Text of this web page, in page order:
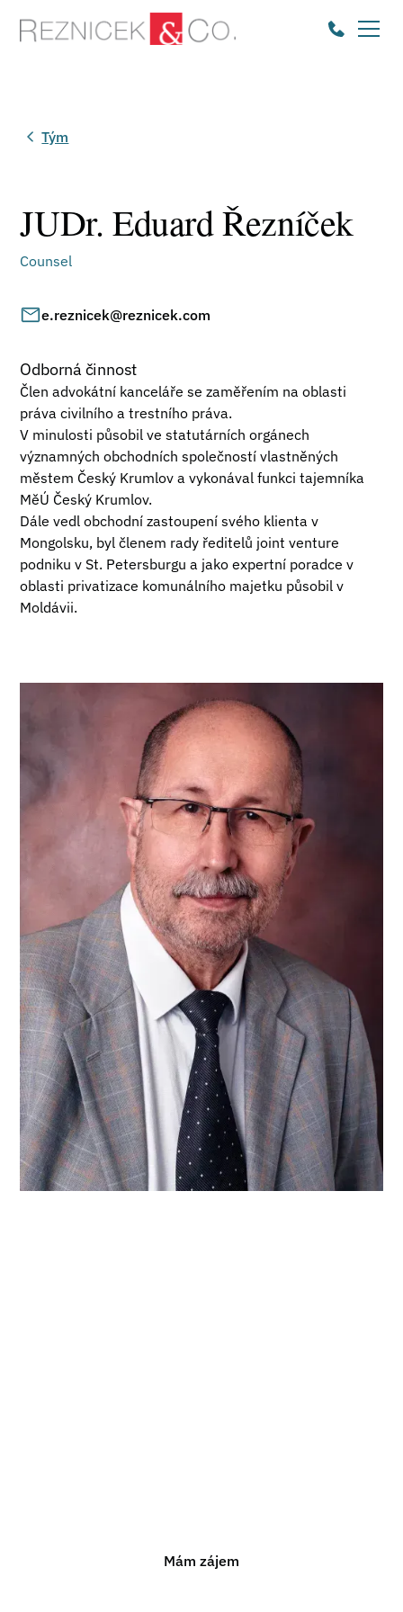
Tým
JUDr. Eduard Řezníček
Counsel
e.reznicek@reznicek.com
Odborná činnost
Člen advokátní kanceláře se zaměřením na oblasti
práva civilního a trestního práva.
V minulosti působil ve statutárních orgánech
významných obchodních společností vlastněných
městem Český Krumlov a vykonával funkci tajemníka
MěÚ Český Krumlov.
Dále vedl obchodní zastoupení svého klienta v
Mongolsku, byl členem rady ředitelů joint venture
podniku v St. Petersburgu a jako expertní poradce v
oblasti privatizace komunálního majetku působil v
Moldávii.
Mám zájem